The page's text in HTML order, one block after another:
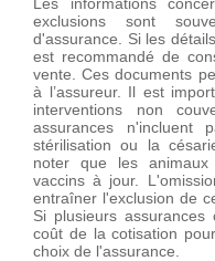
exclusions sont
d'assurance. Si les
est recommandé de
vente. Ces documents
à l’assureur. Il est
interventions non
assurances n'incluent
stérilisation ou la
noter que les animaux
vaccins à jour.
entraîner l'exclusion de
Si plusieurs
coût de la cotisation
choix de l'assurance.